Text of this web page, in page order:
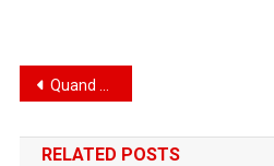
Quand un Café S’inspire de l’Univers Pénitentiaire
RELATED POSTS